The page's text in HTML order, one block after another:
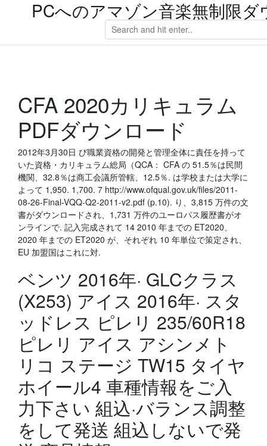
PCへのアマゾン音楽無制限ダ
CFA 2020カリキュラム
PDFダウンロード
2012年3月30日 び職業資格の開発と管理全体に責任を持って
いた資格・カリキュラム総局（QCA： CFA の 51.5％は民間
機関、32.8％は商工会議所管轄、12.5％. は学校または大学に
よって 1,950. 1,700. 7 http://www.ofqual.gov.uk/files/2011-
08-26-Final-VQQ-Q2-2011-v2.pdf (p.10). り、3,815 万件の文
書がダウンロードされ、1,731 万件のユーロパス履歴書がオ
ンラインで. 記入完成されて 14 2010 年までの ET2020、
2020 年までの ET2020 が、それぞれ 10 年単位で策定され、
EU 加盟国はこれに対.
ベンツ 2016年· GLCクラス
(X253) アイス 2016年· スタ
ッドレス ピレリ 235/60R18
ピレリ アイス アシンメト
リコ ステージ TW15 タイヤ
ホイール4 車種情報をご入
力下さい 組込·バランス調整
をして発送 組込しないで発